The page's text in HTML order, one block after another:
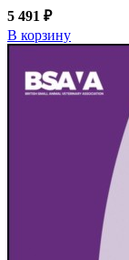
5 491 ₽
В корзину